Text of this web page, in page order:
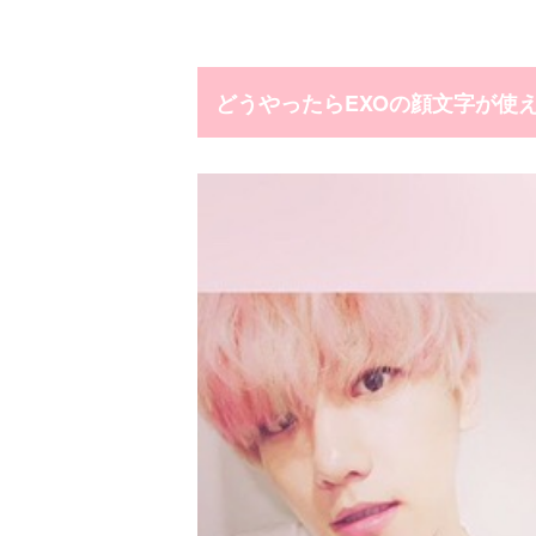
どうやったらEXOの顔文字が使